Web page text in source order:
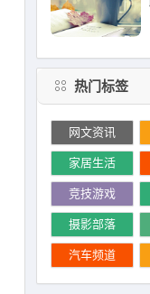
热门标签
网文资讯
家居生活
竞技游戏
摄影部落
汽车频道